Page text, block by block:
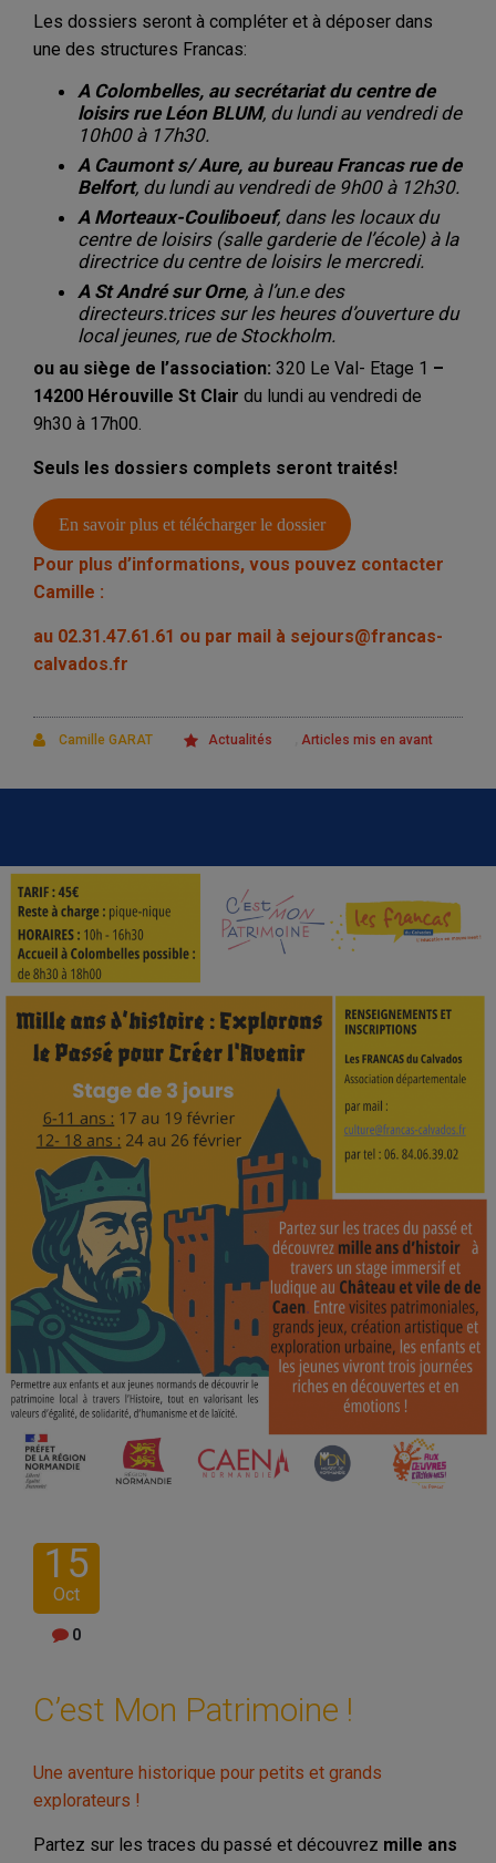
Les dossiers seront à compléter et à déposer dans
une des structures Francas:
A Colombelles, au secrétariat du centre de
loisirs rue Léon BLUM, du lundi au vendredi de
10h00 à 17h30.
A Caumont s/ Aure, au bureau Francas rue de
Belfort, du lundi au vendredi de 9h00 à 12h30.
A Morteaux-Couliboeuf, dans les locaux du
centre de loisirs (salle garderie de l’école) à la
directrice du centre de loisirs le mercredi.
A St André sur Orne, à l’un.e des
directeurs.trices sur les heures d’ouverture du
local jeunes, rue de Stockholm.
ou au siège de l’association: 320 Le Val- Etage 1 –
14200 Hérouville St Clair du lundi au vendredi de
9h30 à 17h00.
Seuls les dossiers complets seront traités!
En savoir plus et télécharger le dossier
Pour plus d’informations, vous pouvez contacter
Camille :
au 02.31.47.61.61 ou par mail à sejours@francas-
calvados.fr
Camille GARAT Actualités Articles mis en avant
15
Oct
0
C’est Mon Patrimoine !
Une aventure historique pour petits et grands
explorateurs !
Partez sur les traces du passé et découvrez mille ans